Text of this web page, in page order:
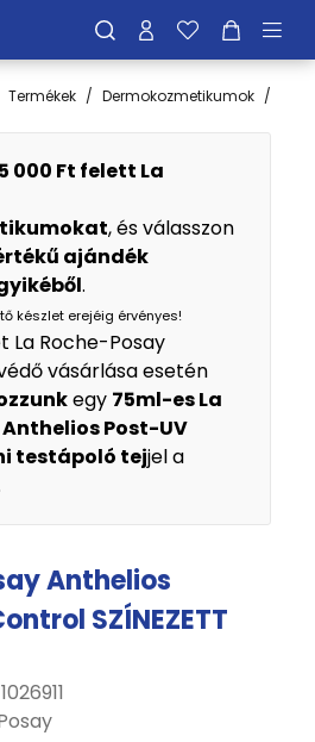
Termékek Dermokozmetikumok
000 Ft felett La
, és válasszon
ajándék
.
készlet erejéig érvényes!
La Roche-Posay
vásárlása esetén
egy 75ml-es La
Post-UV
testápoló tejjel a
Anthelios
SZÍNEZETT